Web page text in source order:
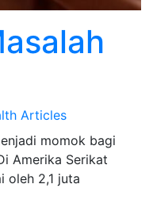
Articles
momok bagi
Amerika Serikat
oleh 2,1 juta